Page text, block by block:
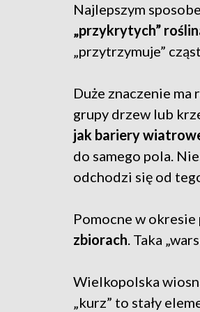
Najlepszym
„przykrytych”
„przytrzymuje”
Duże znaczenie
grupy drzew lub
jak bariery
do samego pola.
odchodzi się od
Pomocne w
zbiorach. Taka
Wielkopolska
„kurz” to stały